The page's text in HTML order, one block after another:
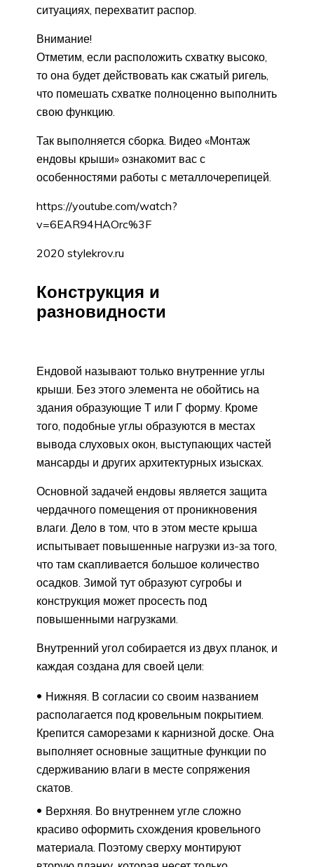
ситуациях, перехватит распор.
Внимание!
Отметим, если расположить схватку высоко,
то она будет действовать как сжатый ригель,
что помешать схватке полноценно выполнить
свою функцию.
Так выполняется сборка. Видео «Монтаж
ендовы крыши» ознакомит вас с
особенностями работы с металлочерепицей.
https://youtube.com/watch?
v=6EAR94HAOrc%3F
2020 stylekrov.ru
Конструкция и
разновидности
Ендовой называют только внутренние углы
крыши. Без этого элемента не обойтись на
здания образующие Т или Г форму. Кроме
того, подобные углы образуются в местах
вывода слуховых окон, выступающих частей
мансарды и других архитектурных изысках.
Основной задачей ендовы является защита
чердачного помещения от проникновения
влаги. Дело в том, что в этом месте крыша
испытывает повышенные нагрузки из-за того,
что там скапливается большое количество
осадков. Зимой тут образуют сугробы и
конструкция может просесть под
повышенными нагрузками.
Внутренний угол собирается из двух планок, и
каждая создана для своей цели:
Нижняя. В согласии со своим названием
располагается под кровельным покрытием.
Крепится саморезами к карнизной доске. Она
выполняет основные защитные функции по
сдерживанию влаги в месте сопряжения
скатов.
Верхняя. Во внутреннем угле сложно
красиво оформить схождения кровельного
материала. Поэтому сверху монтируют